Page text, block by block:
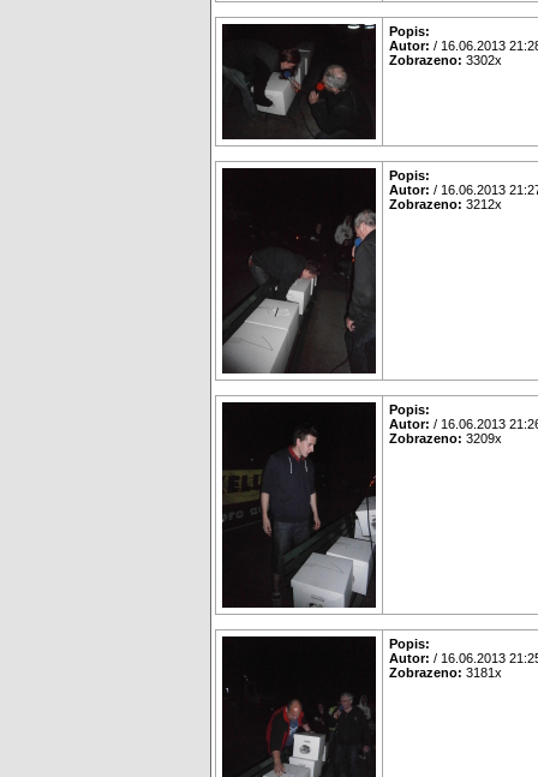
Popis:
Autor: / 16.06.2013
Zobrazeno: 3302x
Popis:
Autor: / 16.06.2013
Zobrazeno: 3212x
Popis:
Autor: / 16.06.2013
Zobrazeno: 3209x
Popis:
Autor: / 16.06.2013
Zobrazeno: 3181x